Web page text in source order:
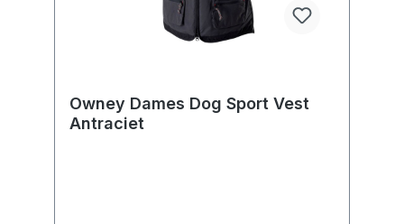
Owney Dames Dog Sport Vest
Antraciet